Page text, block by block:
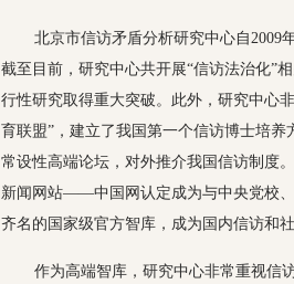
北京市信访矛盾分析研究中心自2009
截至目前，研究中心共开展“信访法治化”
行性研究取得重大突破。此外，研究中心
育联盟”，建立了我国第一个信访博士培
常设性高端论坛，对外推介我国信访制度
新闻网站——中国网认定成为与中央党校
齐名的国家级官方智库，成为国内信访和
作为高端智库，研究中心非常重视